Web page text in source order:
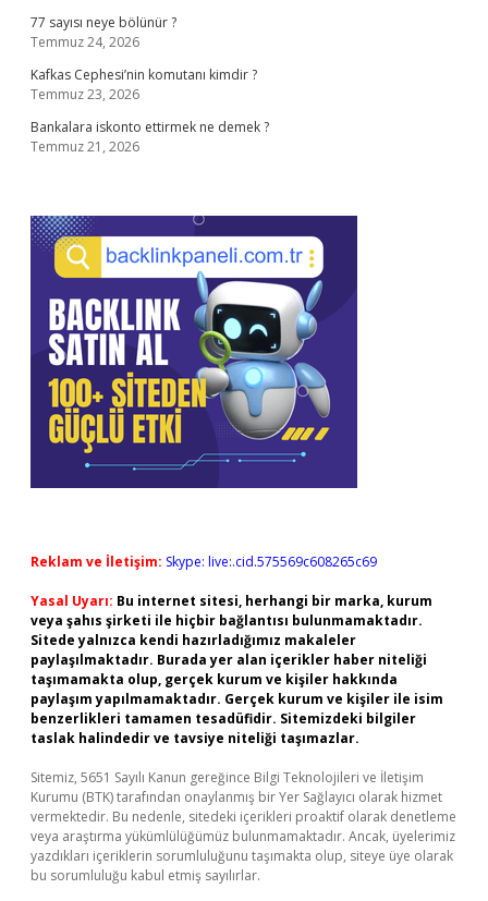
77 sayısı neye bölünür ?
Temmuz 24, 2026
Kafkas Cephesi’nin komutanı kimdir ?
Temmuz 23, 2026
Bankalara iskonto ettirmek ne demek ?
Temmuz 21, 2026
Reklam ve İletişim: Skype: live:.cid.575569c608265c69
Yasal Uyarı: Bu internet sitesi, herhangi bir marka, kurum
veya şahıs şirketi ile hiçbir bağlantısı bulunmamaktadır.
Sitede yalnızca kendi hazırladığımız makaleler
paylaşılmaktadır. Burada yer alan içerikler haber niteliği
taşımamakta olup, gerçek kurum ve kişiler hakkında
paylaşım yapılmamaktadır. Gerçek kurum ve kişiler ile isim
benzerlikleri tamamen tesadüfidir. Sitemizdeki bilgiler
taslak halindedir ve tavsiye niteliği taşımazlar.
Sitemiz, 5651 Sayılı Kanun gereğince Bilgi Teknolojileri ve İletişim
Kurumu (BTK) tarafından onaylanmış bir Yer Sağlayıcı olarak hizmet
vermektedir. Bu nedenle, sitedeki içerikleri proaktif olarak denetleme
veya araştırma yükümlülüğümüz bulunmamaktadır. Ancak, üyelerimiz
yazdıkları içeriklerin sorumluluğunu taşımakta olup, siteye üye olarak
bu sorumluluğu kabul etmiş sayılırlar.